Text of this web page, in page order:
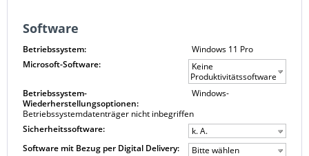
Software
Betriebssystem:
Windows 11 Pro
Microsoft-Software:
Keine
Produktivitätssoftware
Betriebssystem-
Wiederherstellungsoptionen:
Windows-
Betriebssystemdatenträger nicht inbegriffen
Sicherheitssoftware:
k. A.
Software mit Bezug per Digital Delivery:
Bitte wählen